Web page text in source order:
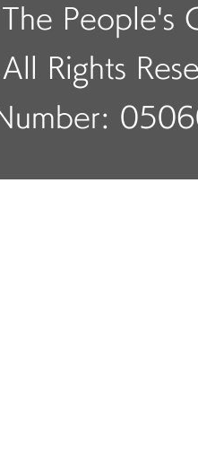
People's
Rights